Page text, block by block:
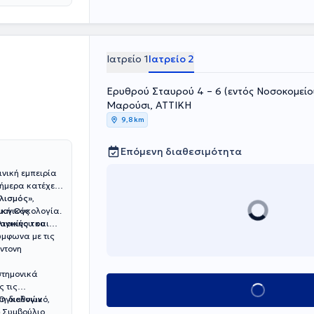
εμπειρία
κατέχει
,
του
Ογκολογία.
και
με τις
διεθνών
Ιατρείο 1Ιατρείο 2
Ερυθρού Σταυρού 4 – 6 (εντός
Μαρούσι, ΑΤΤΙΚΗ
9,8 km
Επόμενη διαθεσιμότητα
Κλείσε ραντεβού